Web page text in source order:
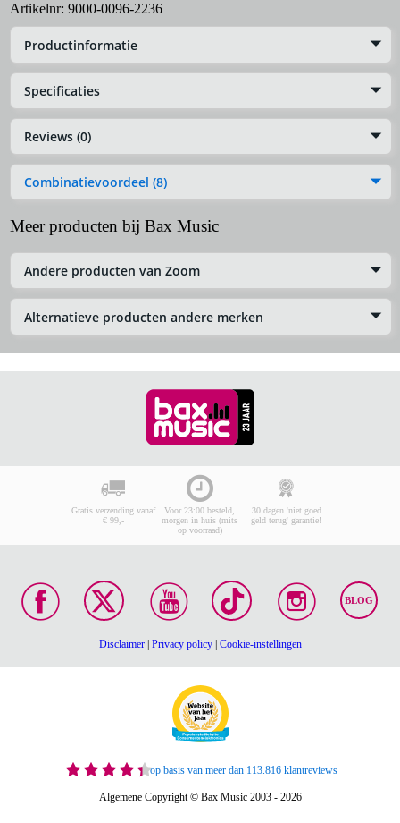
Artikelnr: 9000-0096-2236
Productinformatie
Specificaties
Reviews (0)
Combinatievoordeel (8)
Meer producten bij Bax Music
Andere producten van Zoom
Alternatieve producten andere merken
Gratis verzending vanaf
€ 99,-
Voor 23:00 besteld,
morgen in huis (mits
op voorraad)
30 dagen 'niet goed
geld terug' garantie!
BLOG
Disclaimer| Privacy policy| Cookie-instellingen
op basis van meer dan 113.816 klantreviews
Algemene Copyright © Bax Music 2003 - 2026